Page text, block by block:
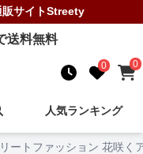
サイトStreety
送料無料
0 0
人気ランキング
ートファッション 花咲く